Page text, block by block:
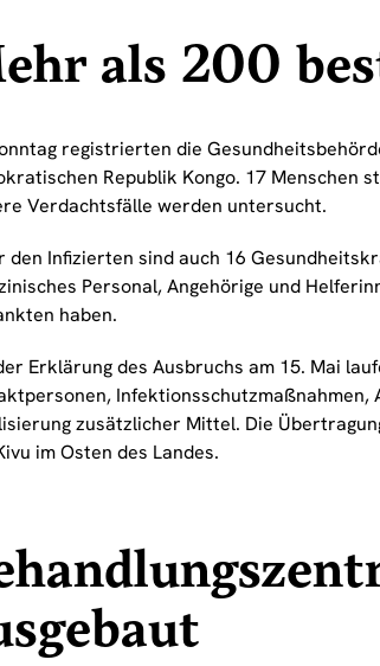
als 200
registrierten die
Republik Kongo. 17 Menschen
Verdachtsfälle werden untersucht.
den Infizierten sind auch 16
Personal, Angehörige und
haben.
Erklärung des Ausbruchs am 15. Mai
Infektionsschutzmaßnahmen,
zusätzlicher Mittel. Die
im Osten des Landes.